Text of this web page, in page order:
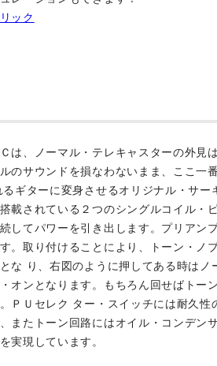
ック
は、ノーマル・テレキャスターの外見
のサウンドを損なわないまま、ここ一
ギターに変身させるオリジナル・サー
載されている２つのシングルコイル・
してパワーを引き出します。プリアン
。取り付けることにより、トーン・ノ
な り、右図のように押してある時はノ
オンとなります。もちろん回せばトー
ＰＵセレク ター・スイッチには耐久性
またトーン回路にはオイル・コンデン
実現しています。